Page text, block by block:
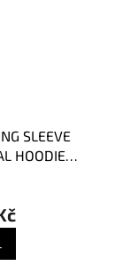
SLEEVE
HOODIE
– mikina Gasp